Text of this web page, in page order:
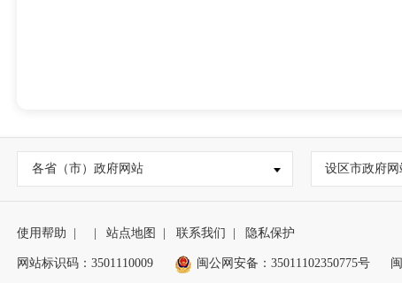
各省（市）政府网站 设区市政府网
使用帮助 站点地图 联系我们 隐私保护
网站标识码：3501110009 闽公网安备：35011102350775号